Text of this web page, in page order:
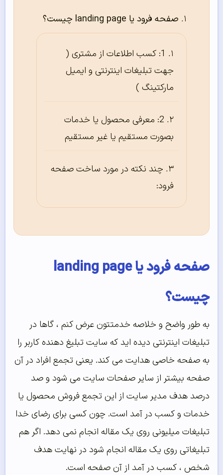
صفحه فرود یا landing page چیست؟
1: کسب اطلاعات از مشتری (
جهت تبلیغات اینترنتی و ایمیل
مارکتینگ )
2: معرفی محصول یا خدمات
بصورت مستقیم یا غیر مستقیم
چند نکته در مورد ساخت صفحه
فرود:
صفحه فرود یا landing page
چیست؟
به طور واضح و خلاصه خدمتتون عرض کنم ، گاها در
تبلیغات اینترنتی دیده اید که سایت تبلیغ دهنده کاربر را
به صفحه خاصی هدایت می کند. یعنی تجمع افراد در آن
صفحه بیشتر از سایر صفحات سایت می شود و صد
درصد هدف مدیر سایت از این تجمع فروش محصول یا
خدمات و کسب در آمد است. چون کسی برای رضای خدا
تبلیغات میلیونی روی یک مقاله انجام نمی دهد. اگر هم
تبلیغاتی روی یک مقاله انجام شود در نهایت هدف
شخص ، کسب در آمد از آن صفحه است.